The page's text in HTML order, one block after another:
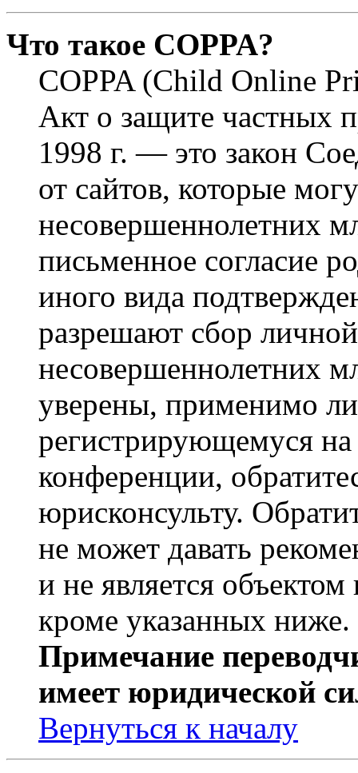
Что такое COPPA?
COPPA (Child Online
Акт о защите частных
1998 г. — это закон
от сайтов, которые
несовершеннолетних
письменное согласие
иного вида
разрешают сбор
несовершеннолетних
уверены, применимо
регистрирующемуся
конференции,
юрисконсульту.
не может давать
и не является
кроме указанных ниже.
Примечание
имеет юридической
Вернуться к началу